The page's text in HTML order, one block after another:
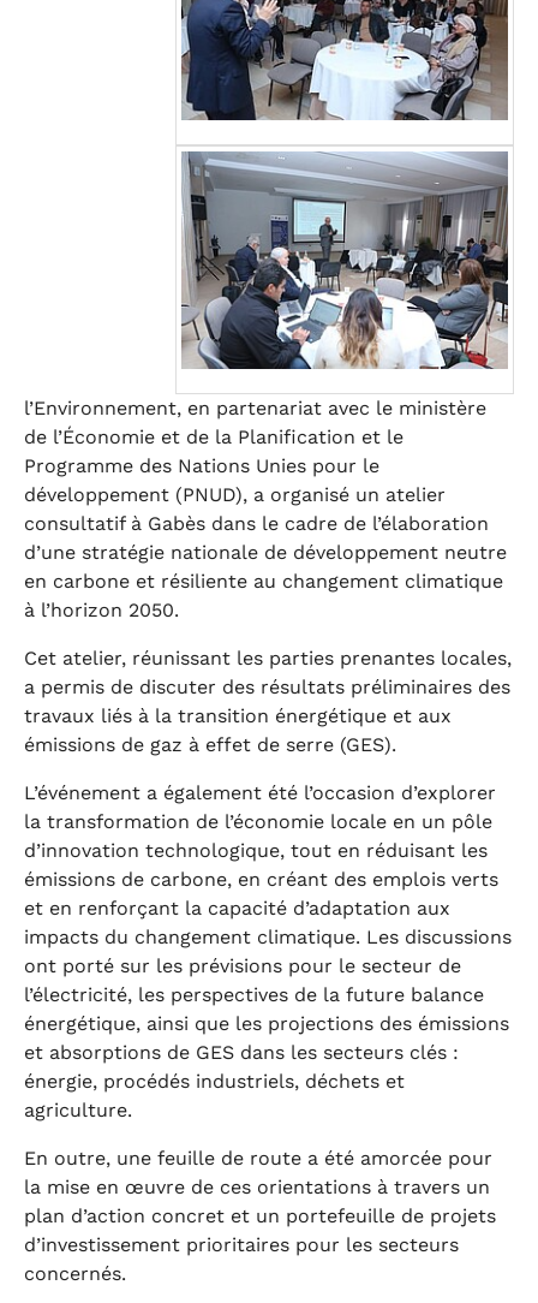
l’Environnement, en partenariat avec le ministère
de l’Économie et de la Planification et le
Programme des Nations Unies pour le
développement (PNUD), a organisé un atelier
consultatif à Gabès dans le cadre de l’élaboration
d’une stratégie nationale de développement neutre
en carbone et résiliente au changement climatique
à l’horizon 2050.
Cet atelier, réunissant les parties prenantes locales,
a permis de discuter des résultats préliminaires des
travaux liés à la transition énergétique et aux
émissions de gaz à effet de serre (GES).
L’événement a également été l’occasion d’explorer
la transformation de l’économie locale en un pôle
d’innovation technologique, tout en réduisant les
émissions de carbone, en créant des emplois verts
et en renforçant la capacité d’adaptation aux
impacts du changement climatique. Les discussions
ont porté sur les prévisions pour le secteur de
l’électricité, les perspectives de la future balance
énergétique, ainsi que les projections des émissions
et absorptions de GES dans les secteurs clés :
énergie, procédés industriels, déchets et
agriculture.
En outre, une feuille de route a été amorcée pour
la mise en œuvre de ces orientations à travers un
plan d’action concret et un portefeuille de projets
d’investissement prioritaires pour les secteurs
concernés.